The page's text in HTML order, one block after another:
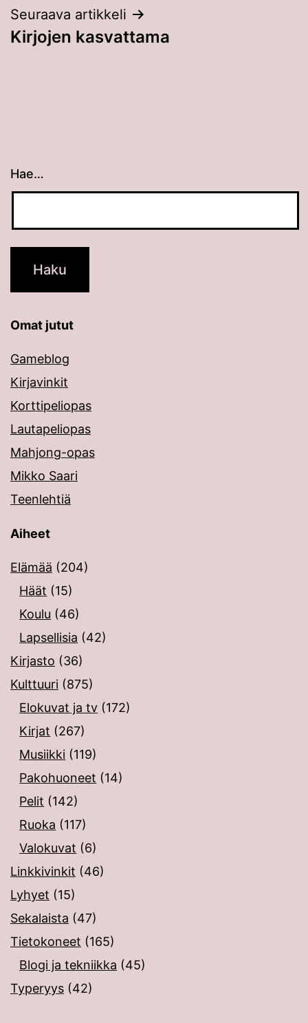
Seuraava artikkeli
Kirjojen kasvattama
Hae…
Kun tuloksia tulee, voit selata niitä
Omat jutut
Gameblog
Kirjavinkit
Korttipeliopas
Lautapeliopas
Mahjong-opas
Mikko Saari
Teenlehtiä
Aiheet
Elämää (204)
Häät (15)
Koulu (46)
Lapsellisia (42)
Kirjasto (36)
Kulttuuri (875)
Elokuvat ja tv (172)
Kirjat (267)
Musiikki (119)
Pakohuoneet (14)
Pelit (142)
Ruoka (117)
Valokuvat (6)
Linkkivinkit (46)
Lyhyet (15)
Sekalaista (47)
Tietokoneet (165)
Blogi ja tekniikka (45)
Typeryys (42)